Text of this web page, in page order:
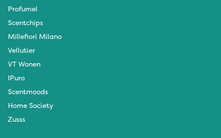
Profumel
Scentchips
Millefiori Milano
Vellutier
VT Wonen
IPuro
Scentmoods
Home Society
Zusss